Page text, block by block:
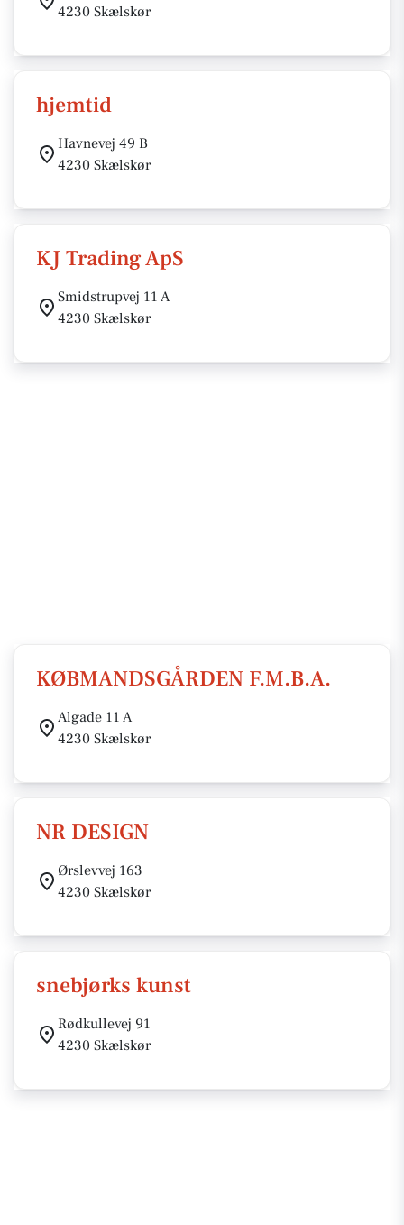
4230 Skælskør
hjemtid
Havnevej 49 B
4230 Skælskør
KJ Trading ApS
Smidstrupvej 11 A
4230 Skælskør
KØBMANDSGÅRDEN F.M.B.A.
Algade 11 A
4230 Skælskør
NR DESIGN
Ørslevvej 163
4230 Skælskør
snebjørks kunst
Rødkullevej 91
4230 Skælskør